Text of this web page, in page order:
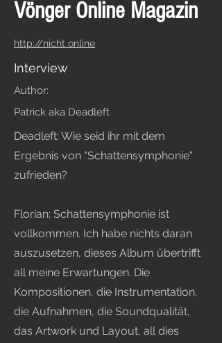
Vönger Online Magazin
http://nicht online
Interview
Author:
Patrick aka Deadleft
Deadleft: Wie seid ihr mit dem
Ergebnis von "Schattensymphonie"
zufrieden?
Florian: Schattensymphonie ist
vollkommen. Ich habe nichts daran
auszusetzen, dieses Album übertrifft
all meine Erwartungen. Die
Kompositionen, die Instrumentation,
die Aufnahmen, die Soundqualität,
das Artwork und Layout, all dies